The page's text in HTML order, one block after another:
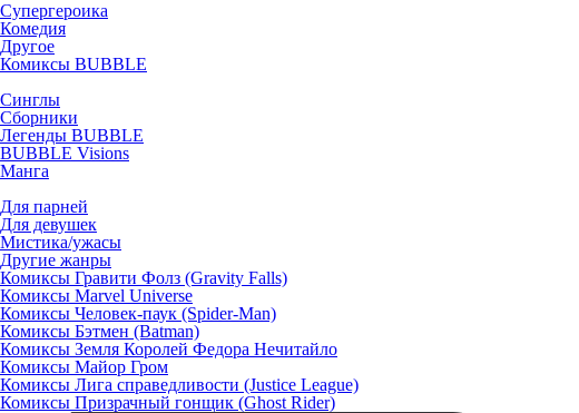
Супергероика
Комедия
Другое
Комиксы BUBBLE
Синглы
Сборники
Легенды BUBBLE
BUBBLE Visions
Манга
Для парней
Для девушек
Мистика/ужасы
Другие жанры
Комиксы Гравити Фолз (Gravity Falls)
Комиксы Marvel Universe
Комиксы Человек-паук (Spider-Man)
Комиксы Бэтмен (Batman)
Комиксы Земля Королей Федора Нечитайло
Комиксы Майор Гром
Комиксы Лига справедливости (Justice League)
Комиксы Призрачный гонщик (Ghost Rider)